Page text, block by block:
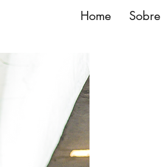
Home Sobre